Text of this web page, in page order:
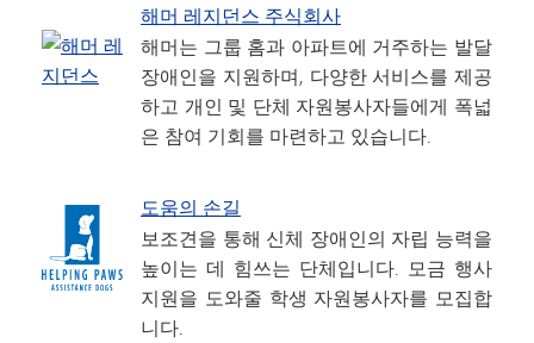
해머 레지던스 주식회사
해머는 그룹 홈과 아파트에 거주하는 발달
장애인을 지원하며, 다양한 서비스를 제공
하고 개인 및 단체 자원봉사자들에게 폭넓
은 참여 기회를 마련하고 있습니다.
도움의 손길
보조견을 통해 신체 장애인의 자립 능력을
높이는 데 힘쓰는 단체입니다. 모금 행사
지원을 도와줄 학생 자원봉사자를 모집합
니다.